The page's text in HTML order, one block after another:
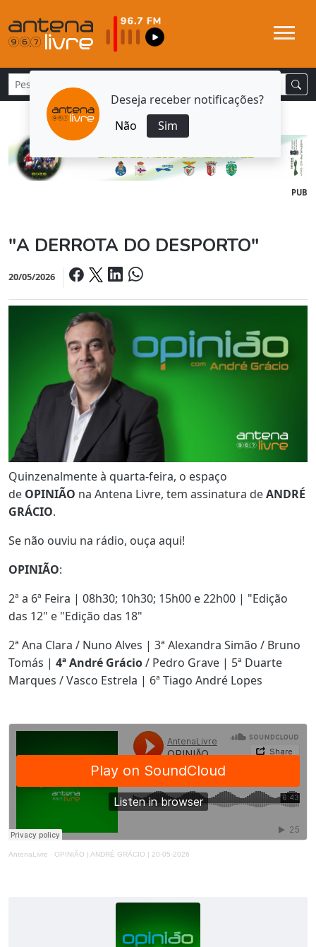
Deseja receber notificações?
Não
Sim
PUB
"A DERROTA DO DESPORTO"
20/05/2026
Quinzenalmente à quarta-feira, o espaço
de OPINIÃO na Antena Livre, tem assinatura deANDRÉ
GRÁCIO.
Se não ouviu na rádio, ouça aqui!
OPINIÃO:
2ª a 6ª Feira | 08h30; 10h30; 15h00 e 22h00 | "Edição
das 12" e "Edição das 18"
2ª Ana Clara / Nuno Alves | 3ª Alexandra Simão / Bruno
Tomás | 4ª André Grácio/ Pedro Grave | 5ª Duarte
Marques / Vasco Estrela | 6ª Tiago André Lopes
AntenaLivre · OPINIÃO | ANDRÉ GRÁCIO | 20-05-2026